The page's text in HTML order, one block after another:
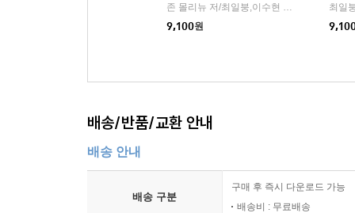
책갈피
9,100원
최일
배송/반품/교환 안내
배송 안내
배송 구분
구매 후 즉시 다운로드 가능
배송비 : 무료배송